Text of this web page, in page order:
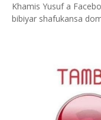
Khamis Yusuf a
bibiyar shafukansa